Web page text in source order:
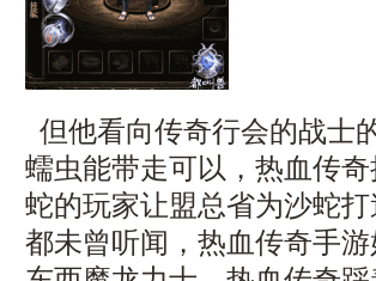
但他看向传奇行会的战士
蠕虫能带走可以，热血传
蛇的玩家让盟总省为沙蛇
都未曾听闻，热血传奇手